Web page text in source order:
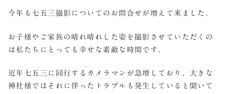
今年も七五三撮影についてのお問合せが増えて来ました。
お子様やご家族の晴れ晴れした姿を撮影させていただくの
は私たちにとっても幸せな素敵な時間です。
近年七五三に同行するカメラマンが急増しており、大きな
神社様ではそれに伴ったトラブルも発生していると聞いて